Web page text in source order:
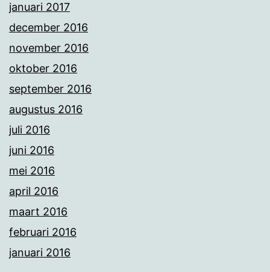
januari 2017
december 2016
november 2016
oktober 2016
september 2016
augustus 2016
juli 2016
juni 2016
mei 2016
april 2016
maart 2016
februari 2016
januari 2016